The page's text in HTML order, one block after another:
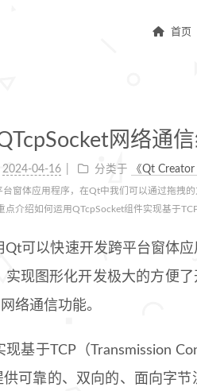
首页
网络通
2024-04-16 分类于 《Qt
窗体应用程序，在Qt中我们可以通过拖拽
介绍如何运用QTcpSocket组件实现基于
可以快速开发跨平台窗体
现图形化开发极大的方便
络通信功能。
现基于TCP（Transmission
可靠的、双向的、面向字